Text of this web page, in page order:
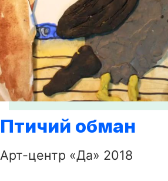
Птичий обман
Арт-центр «Да» 2018